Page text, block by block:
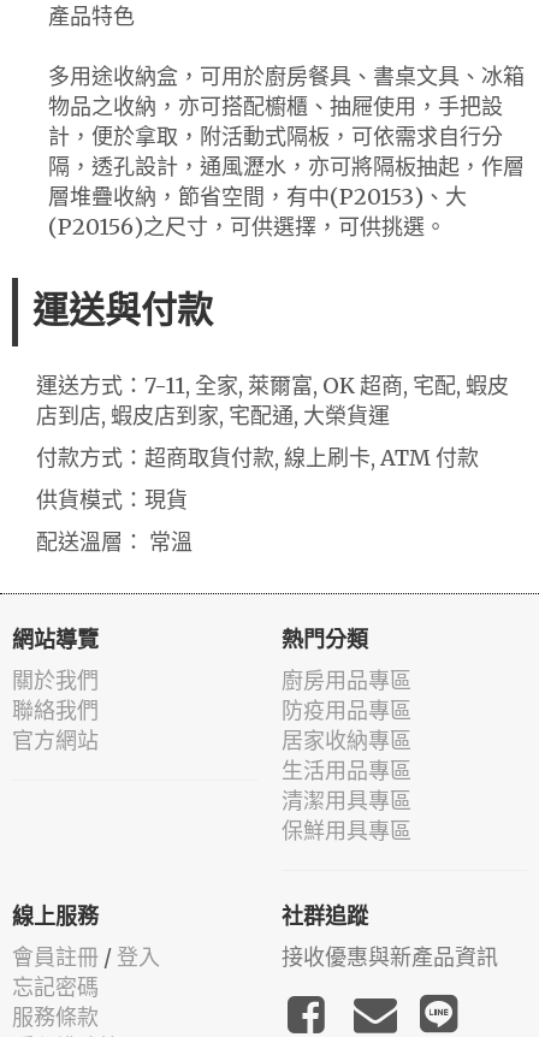
產品特色
多用途收納盒，可用於廚房餐具、書桌文具、冰箱
物品之收納，亦可搭配櫥櫃、抽屜使用，手把設
計，便於拿取，附活動式隔板，可依需求自行分
隔，透孔設計，通風瀝水，亦可將隔板抽起，作層
層堆疊收納，節省空間，有中(P20153)、大
(P20156)之尺寸，可供選擇，可供挑選。
運送與付款
運送方式：7-11, 全家, 萊爾富, OK 超商, 宅配, 蝦皮
店到店, 蝦皮店到家, 宅配通, 大榮貨運
付款方式：超商取貨付款, 線上刷卡, ATM 付款
供貨模式：現貨
配送溫層： 常溫
網站導覽
關於我們
聯絡我們
官方網站
熱門分類
廚房用品專區
防疫用品專區
居家收納專區
生活用品專區
清潔用具專區
保鮮用具專區
線上服務
會員註冊 / 登入
忘記密碼
服務條款
社群追蹤
接收優惠與新產品資訊